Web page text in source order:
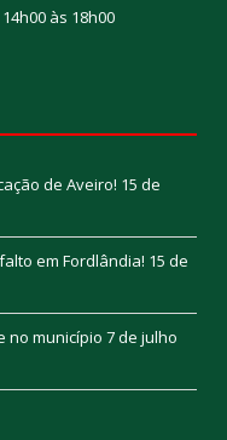
às 18h00
de Aveiro! 15 de
em Fordlândia! 15 de
no município 7 de julho